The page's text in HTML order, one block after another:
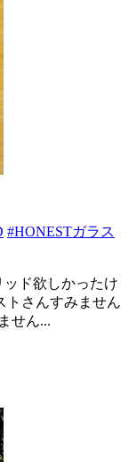
#HONESTガラス
ド欲しかったけ
トさんすみません
せん...